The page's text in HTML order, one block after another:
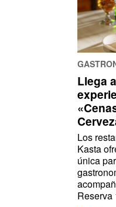
Llega
Los
Kasta
única
Reserva